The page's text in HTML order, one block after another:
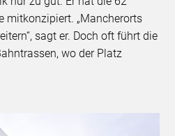
mitkonzipiert. „Mancherorts
sagt er. Doch oft führt die
wo der Platz